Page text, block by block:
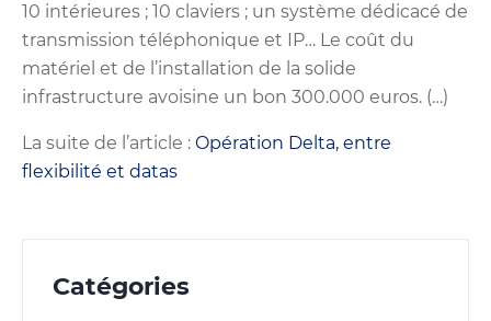
10 intérieures ; 10 claviers ; un système dédicacé de
transmission téléphonique et IP… Le coût du
matériel et de l’installation de la solide
infrastructure avoisine un bon 300.000 euros. (…)
La suite de l’article : Opération Delta, entre
flexibilité et datas
Catégories